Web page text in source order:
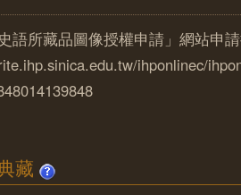
語所藏品圖像授權申請」網站申
ihponlinec/
藏